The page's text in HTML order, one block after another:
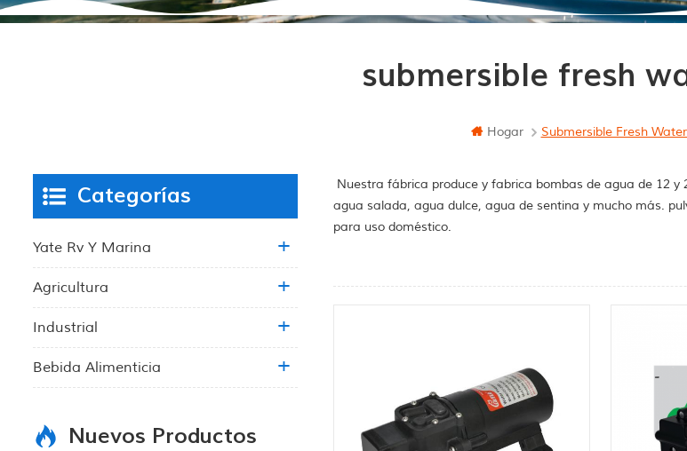
submersible fresh
Hogar Submersible Fresh
Nuestra fábrica produce y fabrica bombas de agua de 12
agua salada, agua dulce, agua de sentina y mucho más.
para uso doméstico.
Categorías
Yate Rv Y Marina
Agricultura
Industrial
Bebida Alimenticia
Nuevos Productos